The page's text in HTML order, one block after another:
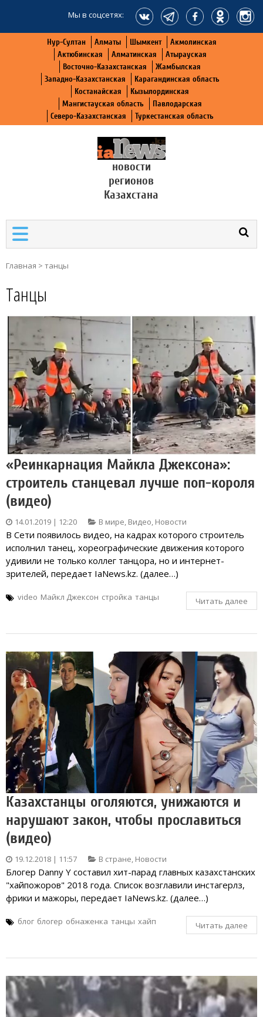
Мы в соцсетях:
Нур-Султан Алматы Шымкент
Акмолинская
Актюбинская
Алматинская
Атырауская
Восточно-Казахстанская
Жамбылская
Западно-Казахстанская
Карагандинская область
Костанайская
Кызылординская
Мангистауская область
Павлодарская
Северо-Казахстанская
Туркестанская область
новости
регионов
Казахстана
Главная > танцы
Танцы
«Реинкарнация Майкла Джексона»:
строитель станцевал лучше поп-короля
(видео)
14.01.2019 | 12:20 В мире, Видео, Новости
В Сети появилось видео, на кадрах которого строитель
исполнил танец, хореографические движения которого
удивили не только коллег танцора, но и интернет-
зрителей, передает IaNews.kz. (далее…)
video Майкл Джексон стройка танцы Читать далее
Казахстанцы оголяются, унижаются и
нарушают закон, чтобы прославиться
(видео)
19.12.2018 | 11:57 В стране, Новости
Блогер Danny Y составил хит-парад главных казахстанских
"хайпожоров" 2018 года. Список возглавили инстагерлз,
фрики и мажоры, передает IaNews.kz. (далее…)
блог блогер обнаженка танцы хайп Читать далее